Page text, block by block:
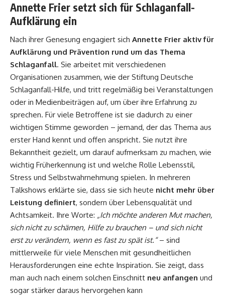
Annette Frier setzt sich für Schlaganfall-
Aufklärung ein
Nach ihrer Genesung engagiert sich Annette Frier aktiv für
Aufklärung und Prävention rund um das Thema
Schlaganfall. Sie arbeitet mit verschiedenen
Organisationen zusammen, wie der Stiftung Deutsche
Schlaganfall-Hilfe, und tritt regelmäßig bei Veranstaltungen
oder in Medienbeiträgen auf, um über ihre Erfahrung zu
sprechen. Für viele Betroffene ist sie dadurch zu einer
wichtigen Stimme geworden – jemand, der das Thema aus
erster Hand kennt und offen anspricht. Sie nutzt ihre
Bekanntheit gezielt, um darauf aufmerksam zu machen, wie
wichtig Früherkennung ist und welche Rolle Lebensstil,
Stress und Selbstwahrnehmung spielen. In mehreren
Talkshows erklärte sie, dass sie sich heute nicht mehr über
Leistung definiert, sondern über Lebensqualität und
Achtsamkeit. Ihre Worte: „Ich möchte anderen Mut machen,
sich nicht zu schämen, Hilfe zu brauchen – und sich nicht
erst zu verändern, wenn es fast zu spät ist.“– sind
mittlerweile für viele Menschen mit gesundheitlichen
Herausforderungen eine echte Inspiration. Sie zeigt, dass
man auch nach einem solchen Einschnitt neu anfangen und
sogar stärker daraus hervorgehen kann